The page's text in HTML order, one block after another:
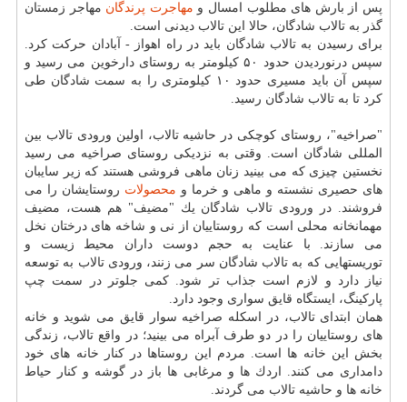
پس از بارش های مطلوب امسال و مهاجرت پرندگان مهاجر زمستان
گذر به تالاب شادگان، حالا این تالاب دیدنی است.
برای رسیدن به تالاب شادگان باید در راه اهواز - آبادان حركت كرد.
سپس درنوردیدن حدود ۵۰ كیلومتر به روستای دارخوین می رسید و
سپس آن باید مسیری حدود ۱۰ كیلومتری را به سمت شادگان طی
كرد تا به تالاب شادگان رسید.
"صراخیه"، روستای كوچكی در حاشیه تالاب، اولین ورودی تالاب بین
المللی شادگان است. وقتی به نزدیكی روستای صراخیه می رسید
نخستین چیزی كه می بینید زنان ماهی فروشی هستند كه زیر سایبان
های حصیری نشسته و ماهی و خرما و محصولات روستایشان را می
فروشند. در ورودی تالاب شادگان یك "مضیف" هم هست، مضیف
مهمانخانه محلی است كه روستاییان از نی و شاخه های درختان نخل
می سازند. با عنایت به حجم دوست داران محیط زیست و
توریستهایی كه به تالاب شادگان سر می زنند، ورودی تالاب به توسعه
نیاز دارد و لازم است جذاب تر شود. كمی جلوتر در سمت چپ
پاركینگ، ایستگاه قایق سواری وجود دارد.
همان ابتدای تالاب، در اسكله صراخیه سوار قایق می شوید و خانه
های روستاییان را در دو طرف آبراه می بینید؛ در واقع تالاب، زندگی
بخش این خانه ها است. مردم این روستاها در كنار خانه های خود
دامداری می كنند. اردك ها و مرغابی ها باز در گوشه و كنار حیاط
خانه ها و حاشیه تالاب می گردند.